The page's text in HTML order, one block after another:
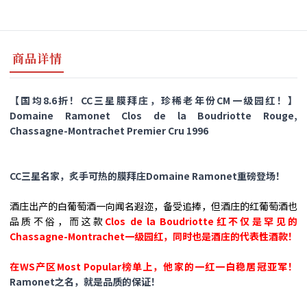
商品详情
【国均8.6折！CC三星膜拜庄，珍稀老年份CM一级园红！】
Domaine Ramonet Clos de la Boudriotte Rouge,
Chassagne-Montrachet Premier Cru 1996
CC三星名家，炙手可热的膜拜庄Domaine Ramonet重磅登场！
酒庄出产的白葡萄酒一向闻名遐迩，备受追捧，但酒庄的红葡萄酒也
品质不俗，而这款 Clos de la Boudriotte红不仅是罕见的
Chassagne-Montrachet一级园红，同时也是酒庄的代表性酒款！
在WS产区Most Popular榜单上，他家的一红一白稳居冠亚军！
Ramonet之名，就是品质的保证！